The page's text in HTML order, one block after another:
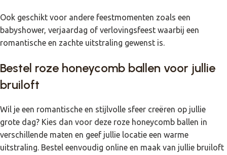
Ook geschikt voor andere feestmomenten zoals een
babyshower, verjaardag of verlovingsfeest waarbij een
romantische en zachte uitstraling gewenst is.
Bestel roze honeycomb ballen voor jullie
bruiloft
Wil je een romantische en stijlvolle sfeer creëren op jullie
grote dag? Kies dan voor deze roze honeycomb ballen in
verschillende maten en geef jullie locatie een warme
uitstraling. Bestel eenvoudig online en maak van jullie bruiloft